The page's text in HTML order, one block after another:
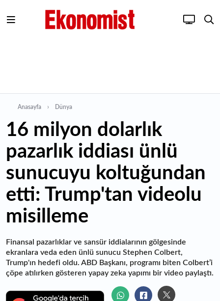
Anasayfa Dünya
16 milyon dolarlık
pazarlık iddiası ünlü
sunucuyu koltuğundan
etti: Trump'tan videolu
misilleme
Finansal pazarlıklar ve sansür iddialarının gölgesinde
ekranlara veda eden ünlü sunucu Stephen Colbert,
Trump'ın hedefi oldu. ABD Başkanı, programı biten Colbert’i
çöpe atılırken gösteren yapay zeka yapımı bir video paylaştı.